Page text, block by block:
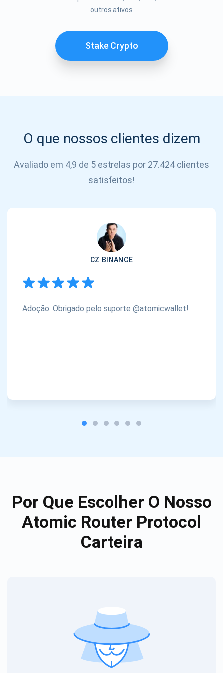
outros ativos
Stake Crypto
O que nossos clientes dizem
Avaliado em 4,9 de 5 estrelas por 27.424 clientes
satisfeitos!
CZ BINANCE
Adoção. Obrigado pelo suporte @atomicwallet!
Por Que Escolher O Nosso
Atomic Router Protocol
Carteira
SE
INSCREVER